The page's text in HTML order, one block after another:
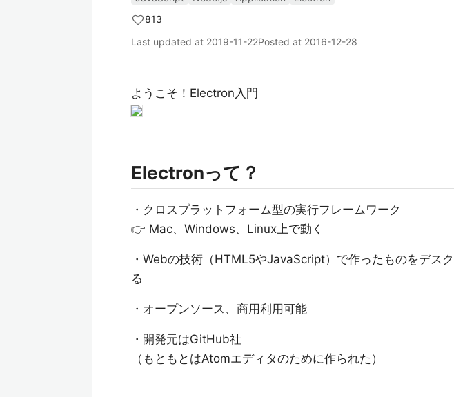
813
Last updated at 2019-11-22Posted at 2016-12-28
ようこそ！Electron入門
Electronって？
・クロスプラットフォーム型の実行フレームワーク
👉 Mac、Windows、Linux上で動く
・Webの技術（HTML5やJavaScript）で作ったものをデス
る
・オープンソース、商用利用可能
・開発元はGitHub社
（もともとはAtomエディタのために作られた）